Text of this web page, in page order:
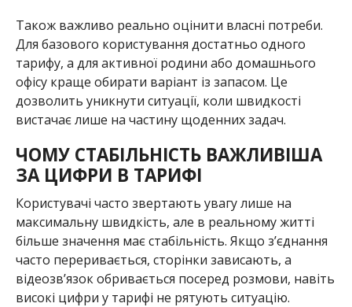
Також важливо реально оцінити власні потреби.
Для базового користування достатньо одного
тарифу, а для активної родини або домашнього
офісу краще обирати варіант із запасом. Це
дозволить уникнути ситуації, коли швидкості
вистачає лише на частину щоденних задач.
ЧОМУ СТАБІЛЬНІСТЬ ВАЖЛИВІША
ЗА ЦИФРИ В ТАРИФІ
Користувачі часто звертають увагу лише на
максимальну швидкість, але в реальному житті
більше значення має стабільність. Якщо з’єднання
часто переривається, сторінки зависають, а
відеозв’язок обривається посеред розмови, навіть
високі цифри у тарифі не рятують ситуацію.